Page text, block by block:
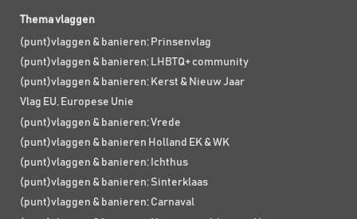
Thema vlaggen
(punt)vlaggen & banieren; Prinsenvlag
(punt)vlaggen & banieren; LHBTQ+ community
(punt)vlaggen & banieren; Kerst & Nieuw Jaar
Vlag EU, Europese Unie
(punt)vlaggen & banieren; Vrede
(punt)vlaggen & banieren Holland EK & WK
(punt)vlaggen & banieren; Ichthus
(punt)vlaggen & banieren; Sinterklaas
(punt)vlaggen & banieren; Carnaval